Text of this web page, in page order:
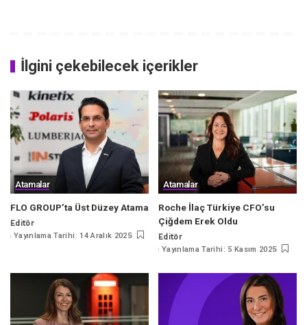
İlgini çekebilecek içerikler
Atamalar
FLO GROUP’ta Üst Düzey Atama
Posted
by
Editör
Yayınlama Tarihi: 14 Aralık 2025
Atamalar
Roche İlaç Türkiye CFO’su
Çiğdem Erek Oldu
Posted
by
Editör
Yayınlama Tarihi: 5 Kasım 2025